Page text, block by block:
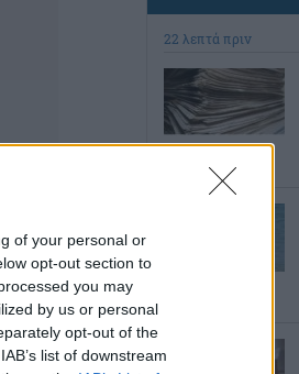
of your personal or
opt-out section to
you may
by us or personal
opt-out of the
list of downstream
22 λεπτά πριν
53 λεπτά πριν